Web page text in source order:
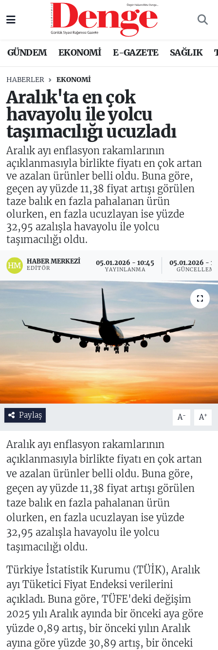
GÜNDEM EKONOMİ E-GAZETE SAĞLIK
HABERLER EKONOMİ
Aralık'ta en çok
havayolu ile yolcu
taşımacılığı ucuzladı
Aralık ayı enflasyon rakamlarının
açıklanmasıyla birlikte fiyatı en çok artan
ve azalan ürünler belli oldu. Buna göre,
geçen ay yüzde 11,38 fiyat artışı görülen
taze balık en fazla pahalanan ürün
olurken, en fazla ucuzlayan ise yüzde
32,95 azalışla havayolu ile yolcu
taşımacılığı oldu.
HABER MERKEZI
EDITÖR
05.01.2026 - 10:45
YAYINLANMA
05.01.2026 -
Paylaş A- A+
Aralık ayı enflasyon rakamlarının
açıklanmasıyla birlikte fiyatı en çok artan
ve azalan ürünler belli oldu. Buna göre,
geçen ay yüzde 11,38 fiyat artışı görülen
taze balık en fazla pahalanan ürün
olurken, en fazla ucuzlayan ise yüzde
32,95 azalışla havayolu ile yolcu
taşımacılığı oldu.
Türkiye İstatistik Kurumu (TÜİK), Aralık
ayı Tüketici Fiyat Endeksi verilerini
açıkladı. Buna göre, TÜFE'deki değişim
2025 yılı Aralık ayında bir önceki aya göre
yüzde 0,89 artış, bir önceki yılın Aralık
ayına göre yüzde 30,89 artış, bir önceki
Nöbetçi Eczaneler
Trafik Durumu
Süper Lig Puan Durumu ve Fikstür
Tüm Manşetler
Son Dakika Haberleri
Haber Arşivi